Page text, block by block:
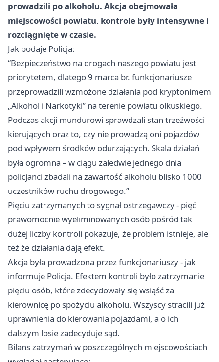
prowadzili po alkoholu. Akcja obejmowała
miejscowości powiatu, kontrole były intensywne i
rozciągnięte w czasie.
Jak podaje Policja:
“Bezpieczeństwo na drogach naszego powiatu jest
priorytetem, dlatego 9 marca br. funkcjonariusze
przeprowadzili wzmożone działania pod kryptonimem
„Alkohol i Narkotyki” na terenie powiatu olkuskiego.
Podczas akcji mundurowi sprawdzali stan trzeźwości
kierujących oraz to, czy nie prowadzą oni pojazdów
pod wpływem środków odurzających. Skala działań
była ogromna – w ciągu zaledwie jednego dnia
policjanci zbadali na zawartość alkoholu blisko 1000
uczestników ruchu drogowego.”
Pięciu zatrzymanych to sygnał ostrzegawczy - pięć
prawomocnie wyeliminowanych osób pośród tak
dużej liczby kontroli pokazuje, że problem istnieje, ale
też że działania dają efekt.
Akcja była prowadzona przez funkcjonariuszy - jak
informuje Policja. Efektem kontroli było zatrzymanie
pięciu osób, które zdecydowały się wsiąść za
kierownicę po spożyciu alkoholu. Wszyscy stracili już
uprawnienia do kierowania pojazdami, a o ich
dalszym losie zadecyduje sąd.
Bilans zatrzymań w poszczególnych miejscowościach